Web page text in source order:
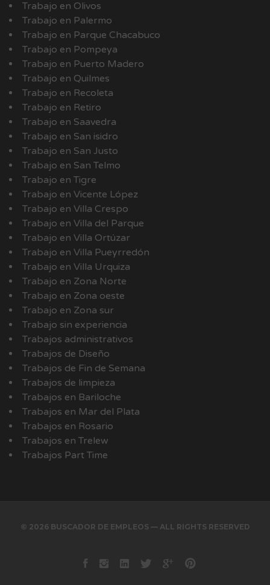
Trabajo en Olivos
Trabajo en Palermo
Trabajo en Parque Chacabuco
Trabajo en Pompeya
Trabajo en Puerto Madero
Trabajo en Quilmes
Trabajo en Recoleta
Trabajo en Retiro
Trabajo en Saavedra
Trabajo en San isidro
Trabajo en San Justo
Trabajo en San Telmo
Trabajo en Tigre
Trabajo en Vicente López
Trabajo en Villa Crespo
Trabajo en Villa del Parque
Trabajo en Villa Ortúzar
Trabajo en Villa Pueyrredón
Trabajo en Villa Urquiza
Trabajo en Zona Norte
Trabajo en Zona oeste
Trabajo en Zona sur
Trabajo sin experiencia
Trabajos administrativos
Trabajos de Diseño
Trabajos de Fin de Semana
Trabajos de limpieza
Trabajos en Bariloche
Trabajos en Mar del Plata
Trabajos en Rosario
Trabajos en Trelew
Trabajos Part Time
© 2026 BUSCADOR DE EMPLEOS — ALL RIGHTS RESERVED
Facebook
instagram
LinkedinTwitterGoogle+